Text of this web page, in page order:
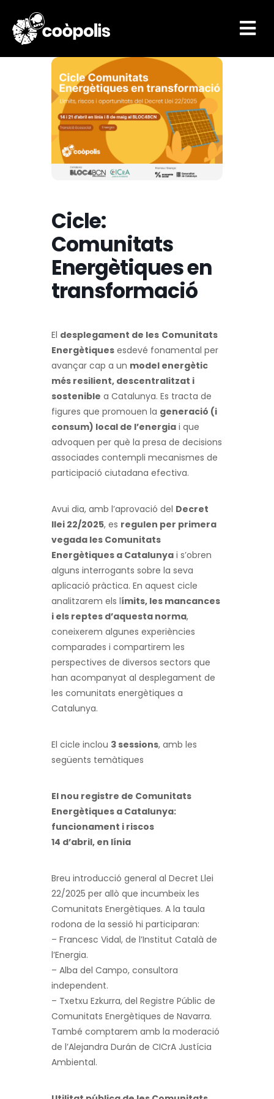

Cicle:
Comunitats
Energètiques en
transformació
El desplegament de les Comunitats
Energètiques esdevé fonamental per
avançar cap a un model energètic
més resilient, descentralitzat i
sostenible a Catalunya. Es tracta de
figures que promouen la generació (i
consum) local de l’energia i que
advoquen per què la presa de decisions
associades contempli mecanismes de
participació ciutadana efectiva.
Avui dia, amb l’aprovació del Decret
llei 22/2025, es regulen per primera
vegada les Comunitats
Energètiques a Catalunya i s’obren
alguns interrogants sobre la seva
aplicació pràctica. En aquest cicle
analitzarem els límits, les mancances
i els reptes d’aquesta norma,
coneixerem algunes experiències
comparades i compartirem les
perspectives de diversos sectors que
han acompanyat al desplegament de
les comunitats energètiques a
Catalunya.
El cicle inclou 3 sessions, amb les
següents temàtiques
El nou registre de Comunitats
Energètiques a Catalunya:
funcionament i riscos
14 d’abril, en línia
Breu introducció general al Decret Llei
22/2025 per allò que incumbeix les
Comunitats Energètiques. A la taula
rodona de la sessió hi participaran:
– Francesc Vidal, de l’Institut Català de
l’Energia.
– Alba del Campo, consultora
independent.
– Txetxu Ezkurra, del Registre Públic de
Comunitats Energètiques de Navarra.
També comptarem amb la moderació
de l’Alejandra Durán de CICrA Justícia
Ambiental.